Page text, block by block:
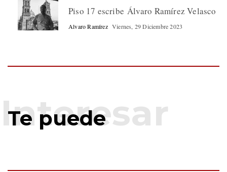
Piso 17 escribe Álvaro Ramírez Velasco
Alvaro Ramírez Viernes, 29 Diciembre 2023
Te puede